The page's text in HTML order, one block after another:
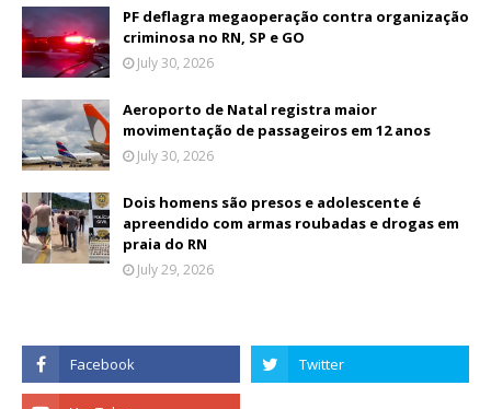
PF deflagra megaoperação contra organização
criminosa no RN, SP e GO
July 30, 2026
Aeroporto de Natal registra maior
movimentação de passageiros em 12 anos
July 30, 2026
Dois homens são presos e adolescente é
apreendido com armas roubadas e drogas em
praia do RN
July 29, 2026